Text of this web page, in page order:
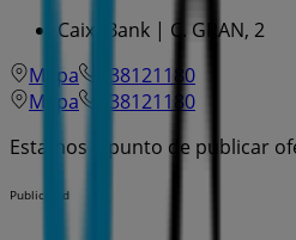
CaixaBank | C. GRAN, 2
Mapa
938121180
Mapa
938121180
Estamos a punto de publicar
Publicidad